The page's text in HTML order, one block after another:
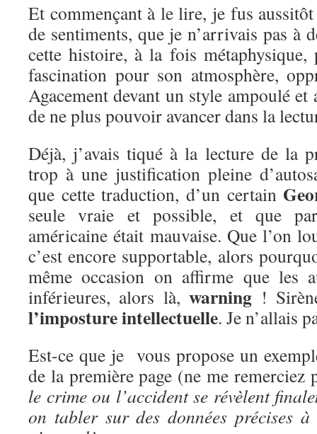
Et commençant à le lire, je fus
de sentiments, que je n’arrivais pas à
cette histoire, à la fois
fascination pour son atmosphère,
Agacement devant un style ampoulé
de ne plus pouvoir avancer dans la
Déjà, j’avais tiqué à la lecture de la
trop à une justification pleine
que cette traduction, d’un certain
seule vraie et possible, et que
américaine était mauvaise. Que l’on
c’est encore supportable, alors
même occasion on affirme que les
inférieures, alors là,warning !
l’imposture intellectuelle. Je n’allais
Est-ce que je vous propose un
de la première page (ne me
le crime ou l’accident se révèlent
on tabler sur des données précises